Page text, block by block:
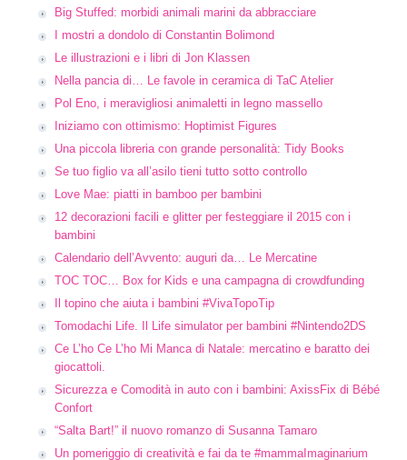
Big Stuffed: morbidi animali marini da abbracciare
I mostri a dondolo di Constantin Bolimond
Le illustrazioni e i libri di Jon Klassen
Nella pancia di… Le favole in ceramica di TaC Atelier
Pol Eno, i meravigliosi animaletti in legno massello
Iniziamo con ottimismo: Hoptimist Figures
Una piccola libreria con grande personalità: Tidy Books
Se tuo figlio va all’asilo tieni tutto sotto controllo
Love Mae: piatti in bamboo per bambini
12 decorazioni facili e glitter per festeggiare il 2015 con i
bambini
Calendario dell’Avvento: auguri da… Le Mercatine
TOC TOC… Box for Kids e una campagna di crowdfunding
Il topino che aiuta i bambini #VivaTopoTip
Tomodachi Life. Il Life simulator per bambini #Nintendo2DS
Ce L’ho Ce L’ho Mi Manca di Natale: mercatino e baratto dei
giocattoli.
Sicurezza e Comodità in auto con i bambini: AxissFix di Bébé
Confort
“Salta Bart!” il nuovo romanzo di Susanna Tamaro
Un pomeriggio di creatività e fai da te #mammaImaginarium